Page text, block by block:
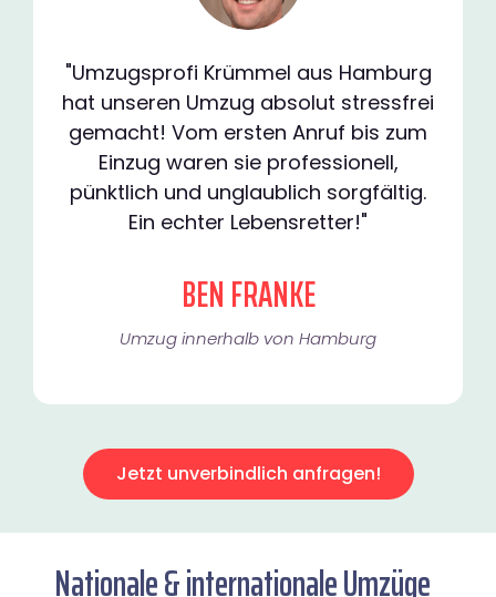
"Umzugsprofi Krümmel aus Hamburg
hat unseren Umzug absolut stressfrei
gemacht! Vom ersten Anruf bis zum
Einzug waren sie professionell,
pünktlich und unglaublich sorgfältig.
Ein echter Lebensretter!"
BEN FRANKE
Umzug innerhalb von Hamburg​
Jetzt unverbindlich anfragen!
Nationale & internationale Umzüge